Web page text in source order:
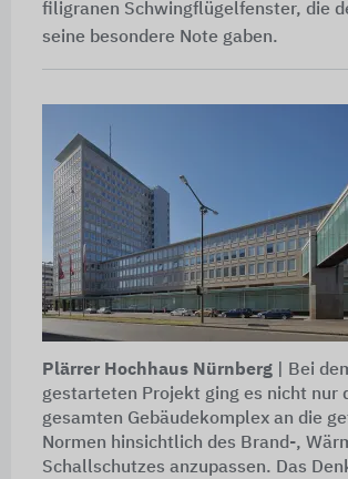
filigranen Schwingflügelfenster, die
seine besondere Note gaben.
Plärrer Hochhaus Nürnberg| Bei
gestarteten Projekt ging es nicht nur
gesamten Gebäudekomplex an die
Normen hinsichtlich des Brand-,
Schallschutzes anzupassen. Das